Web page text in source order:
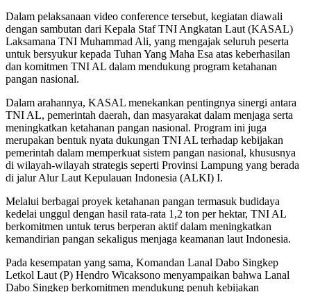
Dalam pelaksanaan video conference tersebut, kegiatan diawali
dengan sambutan dari Kepala Staf TNI Angkatan Laut (KASAL)
Laksamana TNI Muhammad Ali, yang mengajak seluruh peserta
untuk bersyukur kepada Tuhan Yang Maha Esa atas keberhasilan
dan komitmen TNI AL dalam mendukung program ketahanan
pangan nasional.
Dalam arahannya, KASAL menekankan pentingnya sinergi antara
TNI AL, pemerintah daerah, dan masyarakat dalam menjaga serta
meningkatkan ketahanan pangan nasional. Program ini juga
merupakan bentuk nyata dukungan TNI AL terhadap kebijakan
pemerintah dalam memperkuat sistem pangan nasional, khususnya
di wilayah-wilayah strategis seperti Provinsi Lampung yang berada
di jalur Alur Laut Kepulauan Indonesia (ALKI) I.
Melalui berbagai proyek ketahanan pangan termasuk budidaya
kedelai unggul dengan hasil rata-rata 1,2 ton per hektar, TNI AL
berkomitmen untuk terus berperan aktif dalam meningkatkan
kemandirian pangan sekaligus menjaga keamanan laut Indonesia.
Pada kesempatan yang sama, Komandan Lanal Dabo Singkep
Letkol Laut (P) Hendro Wicaksono menyampaikan bahwa Lanal
Dabo Singkep berkomitmen mendukung penuh kebijakan